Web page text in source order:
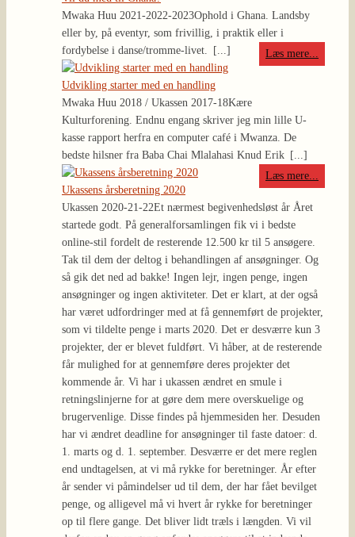
Mwaka Huu 2021-2022-2023Ophold i Ghana. Landsby
eller by, på eventyr, som frivillig, i praktik eller i
fordybelse i danse/tromme-livet.
[...] Læs mere...
Udvikling starter med en handling
Mwaka Huu 2018 / Ukassen 2017-18Kære
Kulturforening. Endnu engang skriver jeg min lille U-
kasse rapport herfra en computer café i Mwanza. De
bedste hilsner fra Baba Chai Mlalahasi Knud Erik [...]
Læs mere...
Ukassens årsberetning 2020
Ukassen 2020-21-22Et nærmest begivenhedsløst år Året
startede godt. På generalforsamlingen fik vi i bedste
online-stil fordelt de resterende 12.500 kr til 5 ansøgere.
Tak til dem der deltog i behandlingen af ansøgninger. Og
så gik det ned ad bakke! Ingen lejr, ingen penge, ingen
ansøgninger og ingen aktiviteter. Det er klart, at der også
har været udfordringer med at få gennemført de projekter,
som vi tildelte penge i marts 2020. Det er desværre kun 3
projekter, der er blevet fuldført. Vi håber, at de resterende
får mulighed for at gennemføre deres projekter det
kommende år. Vi har i ukassen ændret en smule i
retningslinjerne for at gøre dem mere overskuelige og
brugervenlige. Disse findes på hjemmesiden her. Desuden
har vi ændret deadline for ansøgninger til faste datoer: d.
1. marts og d. 1. september. Desværre er det mere reglen
end undtagelsen, at vi må rykke for beretninger. År efter
år sender vi påmindelser ud til dem, der har fået bevilget
penge, og alligevel må vi hvert år rykke for beretninger
op til flere gange. Det bliver lidt træls i længden. Vi vil